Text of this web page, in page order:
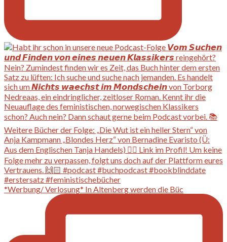
*Werbung/ Verlosung* In Altenberg werden die Büc